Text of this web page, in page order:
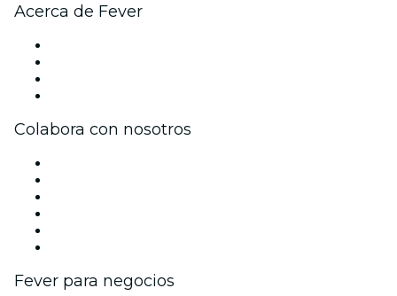
Acerca de Fever
Colabora con nosotros
Fever para negocios